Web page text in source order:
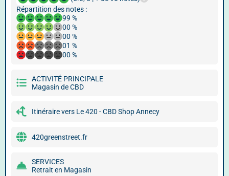
Répartition des notes :
99 %
00 %
00 %
01 %
00 %
ACTIVITÉ PRINCIPALE
Magasin de CBD
Itinéraire vers Le 420 - CBD Shop Annecy
420greenstreet.fr
SERVICES
Retrait en Magasin